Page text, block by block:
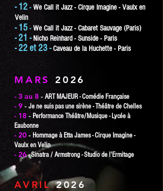
- 12 - We Call it Jazz - Cirque Imagine - Vaulx en
Velin
- 15 - We Call it Jazz - Cabaret Sauvage (Paris)
- 21 - Nicho Reinhard - Sunside - Paris
- 22 et 23 - Caveau de la Huchette - Paris
MARS 2026
- 3 au 8 - ART MAJEUR - Comédie Française
- 9 - Je ne suis pas une sirène - Théâtre de Chelles
- 18 -Performance Théâtre/Musique - Lycée à
Eaubonne
- 20 - Hommageà Etta James - Cirque Imagine -
Vaulx en Velin
- 26 - Sinatra / Armstrong - Studio de l'Ermitage
AVRIL2026